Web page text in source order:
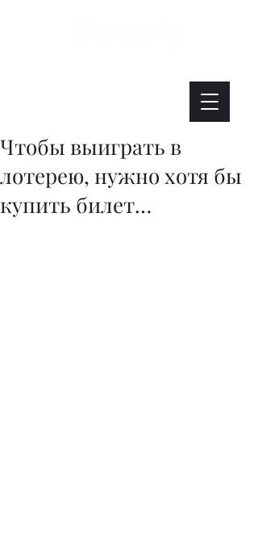
Чтобы выиграть в
лотерею, нужно хотя бы
купить билет…